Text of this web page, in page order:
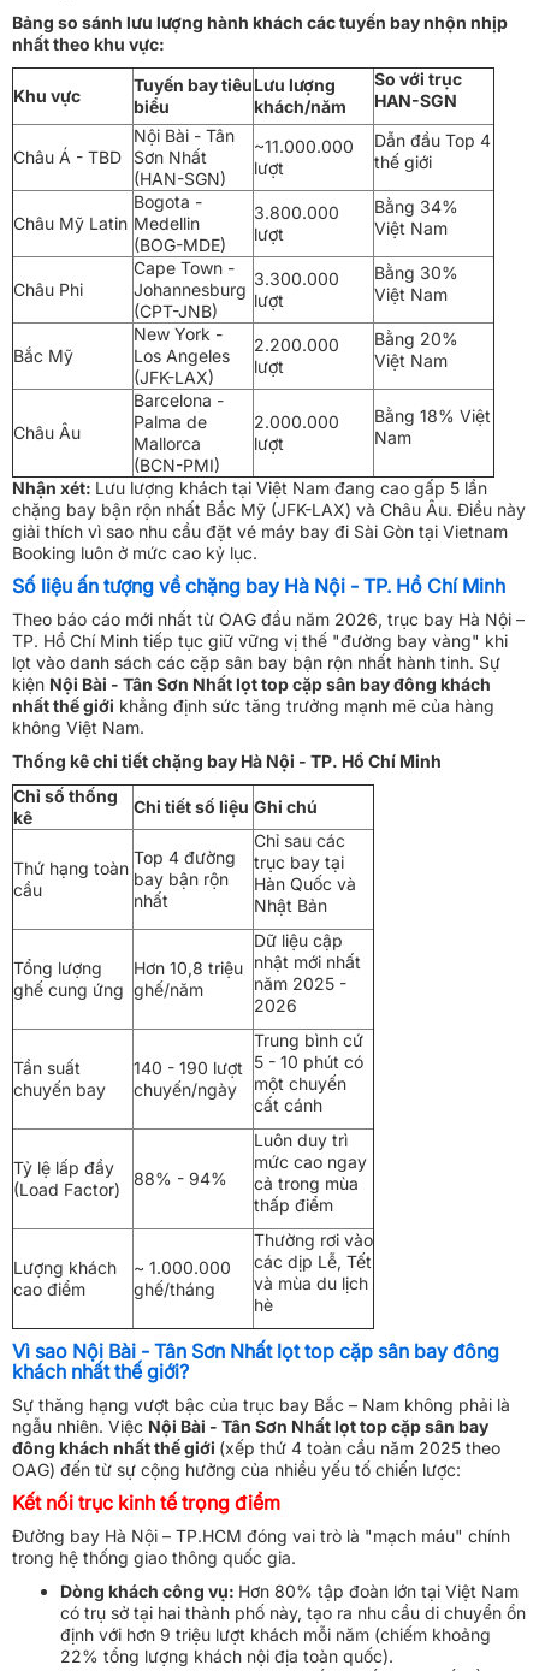
Bảng so sánh lưu lượng hành khách các tuyến bay nhộn nhịp
nhất theo khu vực:
Khu vực
Tuyến bay tiêu
biểu
Lưu lượng
khách/năm
So với trục
HAN-SGN
Châu Á - TBD
Nội Bài - Tân
Sơn Nhất
(HAN-SGN)
~11.000.000
lượt
Dẫn đầu Top 4
thế giới
Châu Mỹ Latin
Bogota -
Medellin
(BOG-MDE)
3.800.000
lượt
Bằng 34%
Việt Nam
Châu Phi
Cape Town -
Johannesburg
(CPT-JNB)
3.300.000
lượt
Bằng 30%
Việt Nam
Bắc Mỹ
New York -
Los Angeles
(JFK-LAX)
2.200.000
lượt
Bằng 20%
Việt Nam
Châu Âu
Barcelona -
Palma de
Mallorca
(BCN-PMI)
2.000.000
lượt
Bằng 18% Việt
Nam
Nhận xét: Lưu lượng khách tại Việt Nam đang cao gấp 5 lần
chặng bay bận rộn nhất Bắc Mỹ (JFK-LAX) và Châu Âu. Điều này
giải thích vì sao nhu cầu đặt vé máy bay đi Sài Gòn tại Vietnam
Booking luôn ở mức cao kỷ lục.
Số liệu ấn tượng về chặng bay Hà Nội - TP. Hồ Chí Minh
Theo báo cáo mới nhất từ OAG đầu năm 2026, trục bay Hà Nội –
TP. Hồ Chí Minh tiếp tục giữ vững vị thế "đường bay vàng" khi
lọt vào danh sách các cặp sân bay bận rộn nhất hành tinh. Sự
kiện Nội Bài - Tân Sơn Nhất lọt top cặp sân bay đông khách
nhất thế giới khẳng định sức tăng trưởng mạnh mẽ của hàng
không Việt Nam.
Thống kê chi tiết chặng bay Hà Nội - TP. Hồ Chí Minh
Chỉ số thống
kê
Chi tiết số liệu Ghi chú
Thứ hạng toàn
cầu
Top 4 đường
bay bận rộn
nhất
Chỉ sau các
trục bay tại
Hàn Quốc và
Nhật Bản
Tổng lượng
ghế cung ứng
Hơn 10,8 triệu
ghế/năm
Dữ liệu cập
nhật mới nhất
năm 2025 -
2026
Tần suất
chuyến bay
140 - 190 lượt
chuyến/ngày
Trung bình cứ
5 - 10 phút có
một chuyến
cất cánh
Tỷ lệ lấp đầy
(Load Factor)
88% - 94%
Luôn duy trì
mức cao ngay
cả trong mùa
thấp điểm
Lượng khách
cao điểm
~ 1.000.000
ghế/tháng
Thường rơi vào
các dịp Lễ, Tết
và mùa du lịch
hè
Vì sao Nội Bài - Tân Sơn Nhất lọt top cặp sân bay đông
khách nhất thế giới?
Sự thăng hạng vượt bậc của trục bay Bắc – Nam không phải là
ngẫu nhiên. Việc Nội Bài - Tân Sơn Nhất lọt top cặp sân bay
đông khách nhất thế giới (xếp thứ 4 toàn cầu năm 2025 theo
OAG) đến từ sự cộng hưởng của nhiều yếu tố chiến lược:
Kết nối trục kinh tế trọng điểm
Đường bay Hà Nội – TP.HCM đóng vai trò là "mạch máu" chính
trong hệ thống giao thông quốc gia.
Dòng khách công vụ: Hơn 80% tập đoàn lớn tại Việt Nam
có trụ sở tại hai thành phố này, tạo ra nhu cầu di chuyển ổn
định với hơn 9 triệu lượt khách mỗi năm (chiếm khoảng
22% tổng lượng khách nội địa toàn quốc).